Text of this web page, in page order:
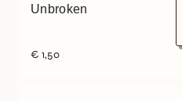
Unbroken
€ 1,50